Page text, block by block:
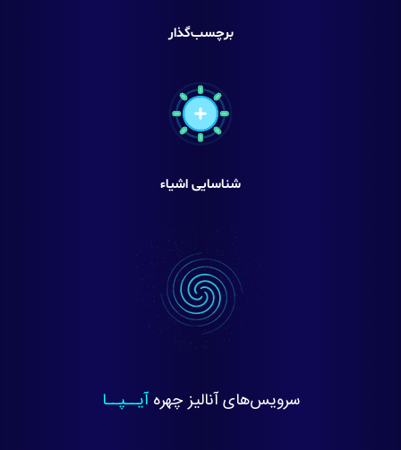
برچسب‌گذار
شناسایی اشیاء
سرویس‌های آنالیز چهرهآیــپــا